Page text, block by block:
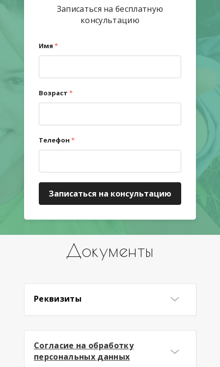
Записаться на бесплатную
консультацию
Имя *
Возраст *
Телефон *
Записаться на консультацию
Документы
Реквизиты
Согласие на обработку
персональных данных